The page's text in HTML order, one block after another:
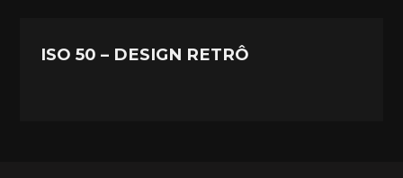
ISO 50 – DESIGN RETRÔ